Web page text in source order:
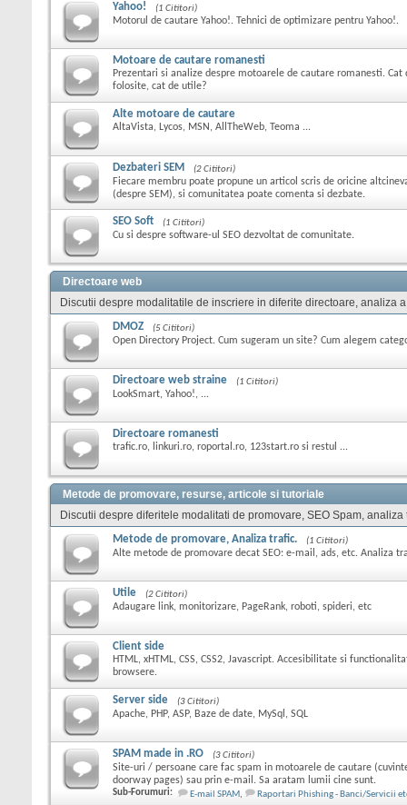
Yahoo! (1 Cititori)
Motorul de cautare Yahoo!. Tehnici de optimizare pentru Yahoo!.
Motoare de cautare romanesti
Prezentari si analize despre motoarele de cautare romanesti. Cat
folosite, cat de utile?
Alte motoare de cautare
AltaVista, Lycos, MSN, AllTheWeb, Teoma ...
Dezbateri SEM (2 Cititori)
Fiecare membru poate propune un articol scris de oricine
(despre SEM), si comunitatea poate comenta si dezbate.
SEO Soft (1 Cititori)
Cu si despre software-ul SEO dezvoltat de comunitate.
Directoare web
Discutii despre modalitatile de inscriere in diferite directoare, analiza
DMOZ (5 Cititori)
Open Directory Project. Cum sugeram un site? Cum alegem
Directoare web straine (1 Cititori)
LookSmart, Yahoo!, ...
Directoare romanesti
trafic.ro, linkuri.ro, roportal.ro, 123start.ro si restul ...
Metode de promovare, resurse, articole si tutoriale
Discutii despre diferitele modalitati de promovare, SEO Spam,
Metode de promovare, Analiza trafic. (1 Cititori)
Alte metode de promovare decat SEO: e-mail, ads, etc. Analiza
Utile (2 Cititori)
Adaugare link, monitorizare, PageRank, roboti, spideri, etc
Client side
HTML, xHTML, CSS, CSS2, Javascript. Accesibilitate si
browsere.
Server side (3 Cititori)
Apache, PHP, ASP, Baze de date, MySql, SQL
SPAM made in .RO (3 Cititori)
Site-uri / persoane care fac spam in motoarele de cautare
doorway pages) sau prin e-mail. Sa aratam lumii cine sunt.
Sub-Forumuri: E-mail SPAM, Raportari Phishing - Banci/Servicii